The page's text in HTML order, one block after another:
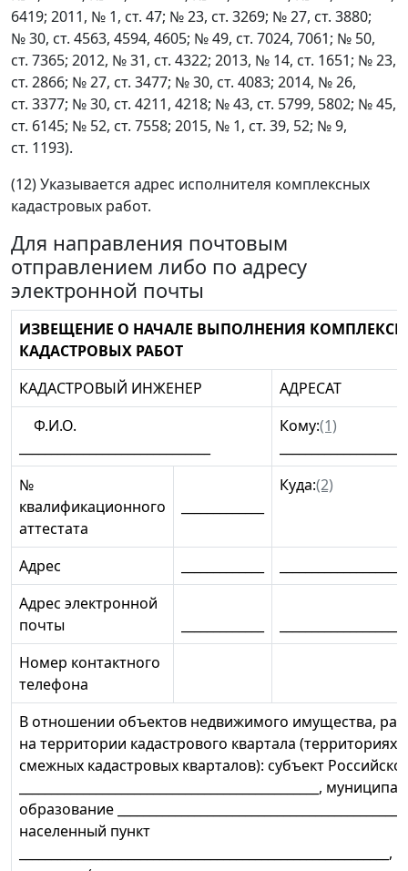
6419; 2011, № 1, ст. 47; № 23, ст. 3269; № 27, ст. 3880;
№ 30, ст. 4563, 4594, 4605; № 49, ст. 7024, 7061; № 50,
ст. 7365; 2012, № 31, ст. 4322; 2013, № 14, ст. 1651; № 23,
ст. 2866; № 27, ст. 3477; № 30, ст. 4083; 2014, № 26,
ст. 3377; № 30, ст. 4211, 4218; № 43, ст. 5799, 5802; № 45,
ст. 6145; № 52, ст. 7558; 2015, № 1, ст. 39, 52; № 9,
ст. 1193).
(12) Указывается адрес исполнителя комплексных
кадастровых работ.
Для направления почтовым
отправлением либо по адресу
электронной почты
ИЗВЕЩЕНИЕ О НАЧАЛЕ ВЫПОЛНЕНИЯ
КАДАСТРОВЫХ РАБОТ
КАДАСТРОВЫЙ ИНЖЕНЕР
АДРЕСАТ
Ф.И.О.
Кому:(1)
№
квалификационного
аттестата
Куда:(2)
Адрес
Адрес электронной
почты
Номер контактного
телефона
В отношении объектов недвижимого имущества,
на территории кадастрового квартала (территориях
смежных кадастровых кварталов): субъект
_______________________________________________,
образование
населенный пункт